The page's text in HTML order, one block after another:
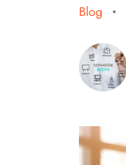
Blog